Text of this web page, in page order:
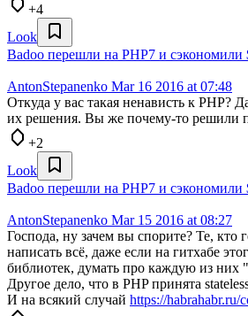
+4
Look
Badoo перешли на PHP7 и сэкономили
AntonStepanenko Mar 16 2016 at 07:48
Откуда у вас такая ненависть к PHP?
их решения. Вы же почему-то решили
+2
Look
Badoo перешли на PHP7 и сэкономили
AntonStepanenko Mar 15 2016 at 08:27
Господа, ну зачем вы спорите? Те,
написать всё, даже если на гитхабе
библиотек, думать про каждую из них
Другое дело, что в PHP принята
И на всякий случай https://habrahabr.ru/